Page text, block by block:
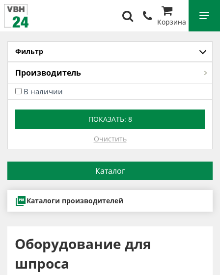
Корзина
Фильтр
Производитель
В наличии
ПОКАЗАТЬ: 8
Очистить
Каталог
Каталоги производителей
Оборудование для
шпроса